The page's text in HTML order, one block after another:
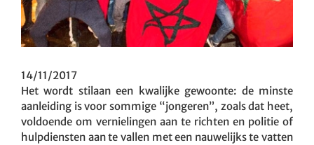
14/11/2017
Het wordt stilaan een kwalijke gewoonte: de minste
aanleiding is voor sommige “jongeren”, zoals dat heet,
voldoende om vernielingen aan te richten en politie of
hulpdiensten aan te vallen met een nauwelijks te vatten